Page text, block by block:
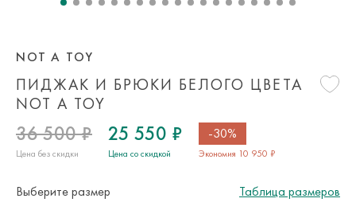
ПИДЖАК И БРЮКИ БЕЛОГО ЦВЕТА
NOT A TOY
NOT A TOY
36 500 ₽
Цена без скидки
25 550 ₽
Цена со скидкой
-30%
Экономия 10 950 ₽
Выберите размер
Таблица размеров